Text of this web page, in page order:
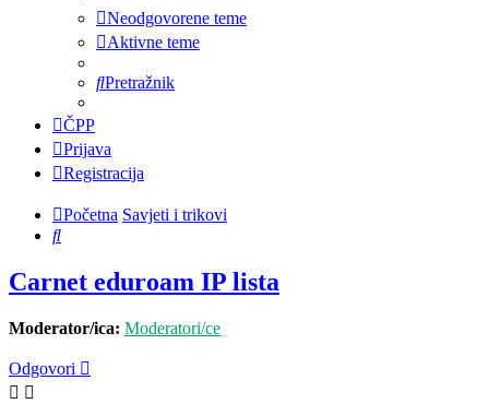
Neodgovorene teme
Aktivne teme
Pretražnik
ČPP
Prijava
Registracija
Početna Savjeti i trikovi
Pretražnik
Carnet eduroam IP lista
Moderator/ica: Moderatori/ce
Odgovori